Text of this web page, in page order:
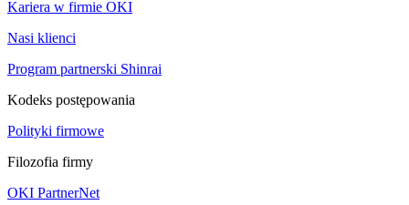
Kariera w firmie OKI
Nasi klienci
Program partnerski Shinrai
Kodeks postępowania
Polityki firmowe
Filozofia firmy
OKI PartnerNet